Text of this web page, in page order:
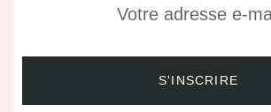
S'INSCRIRE